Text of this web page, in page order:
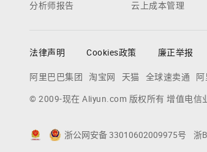
分析师报告
云上成本管理
法律声明 Cookies政策 廉正举报
阿里巴巴集团 淘宝网 天猫 全球速卖通
© 2009-现在 Aliyun.com 版权所有 增值电信
浙公网安备 33010602009975号 浙